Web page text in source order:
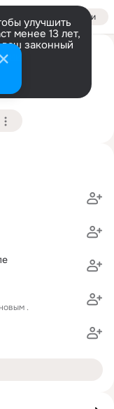
Войти
улучшить
менее 13 лет,
законный
.